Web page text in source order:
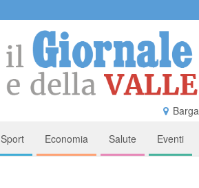
Barga
Sport Economia Salute Eventi